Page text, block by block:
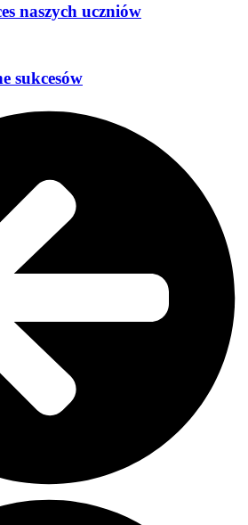
naszych uczniów
sukcesów